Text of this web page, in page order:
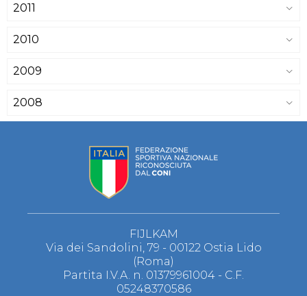
2011
2010
2009
2008
FIJLKAM
Via dei Sandolini, 79 - 00122 Ostia Lido
(Roma)
Partita I.V.A. n. 01379961004 - C.F.
05248370586